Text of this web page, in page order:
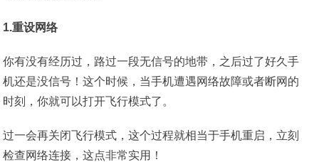
1.重设网络
你有没有经历过，路过一段无信号的地带，之后过了好久手
机还是没信号！这个时候，当手机遭遇网络故障或者断网的
时刻，你就可以打开飞行模式了。
过一会再关闭飞行模式，这个过程就相当于手机重启，立刻
检查网络连接，这点非常实用！